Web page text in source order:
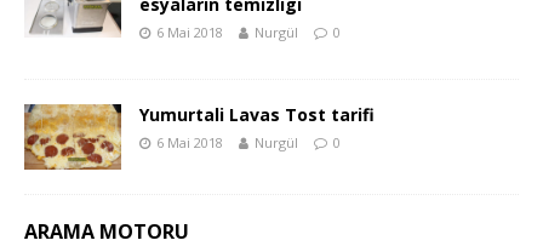
6 Mai 2018 Nurgül 0
Yumurtali Lavas Tost tarifi
6 Mai 2018 Nurgül 0
ARAMA MOTORU